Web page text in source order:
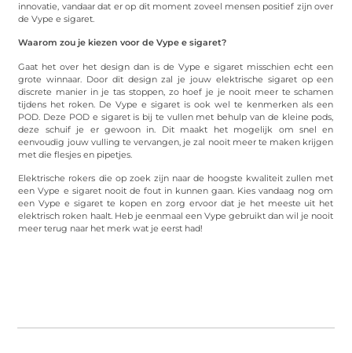
innovatie, vandaar dat er op dit moment zoveel mensen positief zijn over
de Vype e sigaret.
Waarom zou je kiezen voor de Vype e sigaret?
Gaat het over het design dan is de Vype e sigaret misschien echt een
grote winnaar. Door dit design zal je jouw elektrische sigaret op een
discrete manier in je tas stoppen, zo hoef je je nooit meer te schamen
tijdens het roken. De Vype e sigaret is ook wel te kenmerken als een
POD. Deze POD e sigaret is bij te vullen met behulp van de kleine pods,
deze schuif je er gewoon in. Dit maakt het mogelijk om snel en
eenvoudig jouw vulling te vervangen, je zal nooit meer te maken krijgen
met die flesjes en pipetjes.
Elektrische rokers die op zoek zijn naar de hoogste kwaliteit zullen met
een Vype e sigaret nooit de fout in kunnen gaan. Kies vandaag nog om
een Vype e sigaret te kopen en zorg ervoor dat je het meeste uit het
elektrisch roken haalt. Heb je eenmaal een Vype gebruikt dan wil je nooit
meer terug naar het merk wat je eerst had!